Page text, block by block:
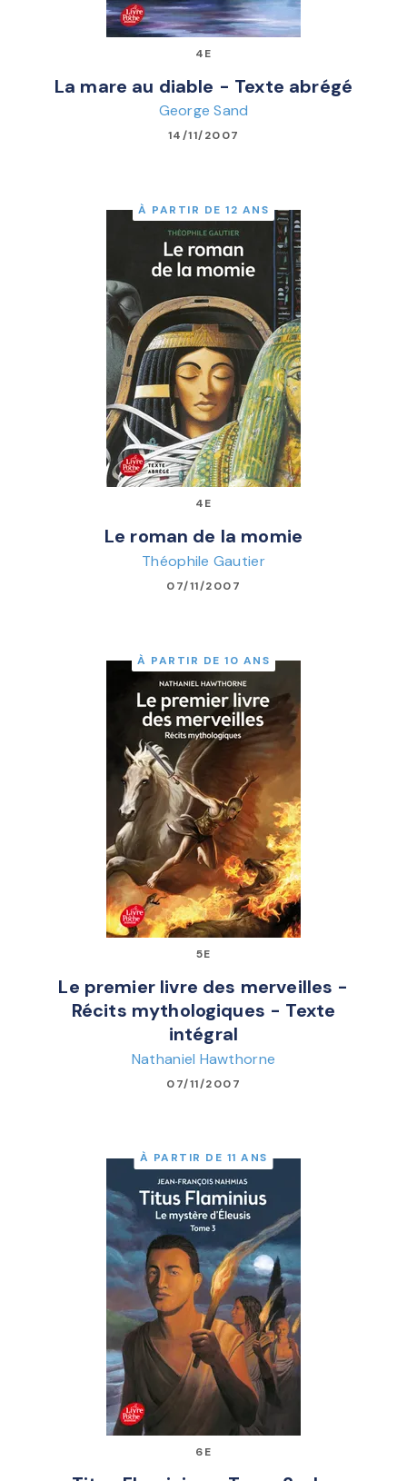
4E
La mare au diable - Texte abrégé
George Sand
14/11/2007
À PARTIR DE 12 ANS
4E
Le roman de la momie
Théophile Gautier
07/11/2007
À PARTIR DE 10 ANS
5E
Le premier livre des merveilles -
Récits mythologiques - Texte
intégral
Nathaniel Hawthorne
07/11/2007
À PARTIR DE 11 ANS
6E